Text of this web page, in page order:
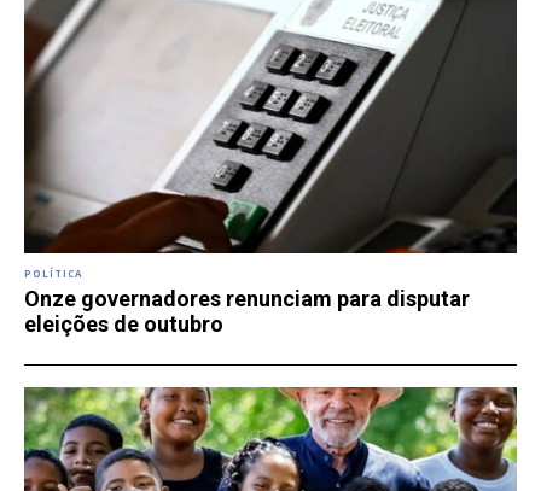
POLÍTICA
Onze governadores renunciam para disputar
eleições de outubro